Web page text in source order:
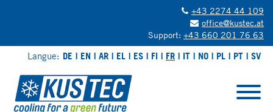
+43 2274 44 109
office@kustec.at
Support: +43 660 201 76 63
Langue: DE EN AR EL ES FI FR IT NO PL PT SV